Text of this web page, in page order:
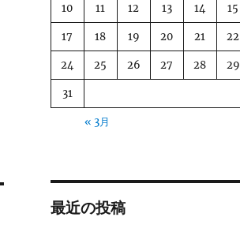
10 11 12 13 14 15
17 18 19 20 21 22
24 25 26 27 28 29
31
« 3月
最近の投稿